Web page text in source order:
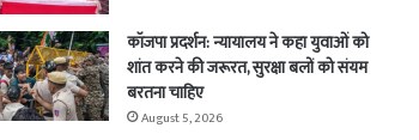
कॉजपा प्रदर्शन: न्यायालय ने कहा युवाओं को
शांत करने की जरूरत, सुरक्षा बलों को संयम
बरतना चाहिए
August 5, 2026